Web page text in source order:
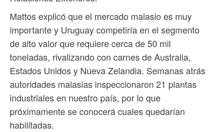
Mattos explicó que el mercado malasio es muy
importante y Uruguay competiría en el segmento
de alto valor que requiere cerca de 50 mil
toneladas, rivalizando con carnes de Australia,
Estados Unidos y Nueva Zelandia. Semanas atrás
autoridades malasias inspeccionaron 21 plantas
industriales en nuestro país, por lo que
próximamente se conocerá cuales quedarían
habilitadas.